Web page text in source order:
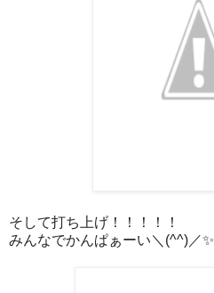
そして打ち上げ！！！！！
みんなでかんぱぁーい＼(^^)／✨